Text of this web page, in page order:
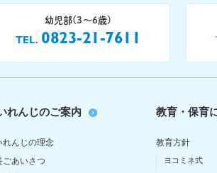
幼児部(3〜6歳)
TEL 0823-21-7611
れんじのご案内
れんじの理念
ごあいさつ
教育・保育
教育方針
ヨコミネ式